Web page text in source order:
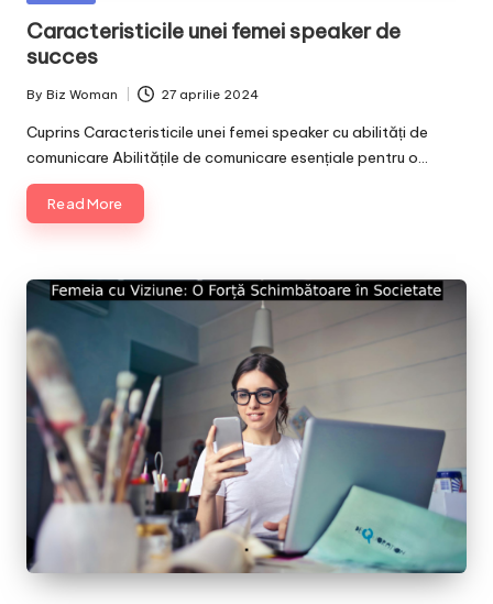
Caracteristicile unei femei speaker de
succes
Posted
by
By Biz Woman 27 aprilie 2024
Cuprins Caracteristicile unei femei speaker cu abilități de
comunicare Abilitățile de comunicare esențiale pentru o…
Read More